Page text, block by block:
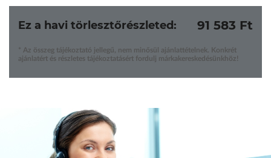
Ez a havi törlesztőrészleted: 91 583 Ft
* Az összeg tájékoztató jellegű, nem minősül ajánlattételnek. Konkrét
ajánlatért és részletes tájékoztatásért fordulj márkakereskedésünkhöz!